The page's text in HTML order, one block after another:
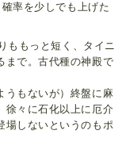
率を少しでも上げた
ももっと短く、タイニ
まで。古代種の神殿で
うもないが）終盤に麻
徐々に石化以上に厄介
場しないというのもポ